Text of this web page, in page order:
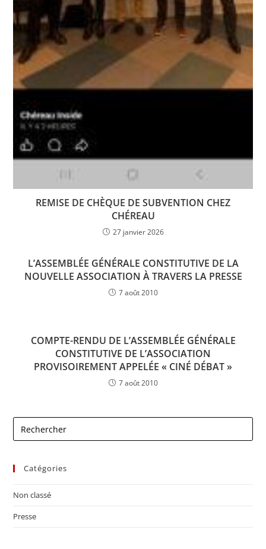
REMISE DE CHÈQUE DE SUBVENTION CHEZ
CHÉREAU
27 janvier 2026
L’ASSEMBLÉE GÉNÉRALE CONSTITUTIVE DE LA
NOUVELLE ASSOCIATION À TRAVERS LA PRESSE
7 août 2010
COMPTE-RENDU DE L’ASSEMBLÉE GÉNÉRALE
CONSTITUTIVE DE L’ASSOCIATION
PROVISOIREMENT APPELÉE « CINÉ DÉBAT »
7 août 2010
Catégories
Non classé
Presse